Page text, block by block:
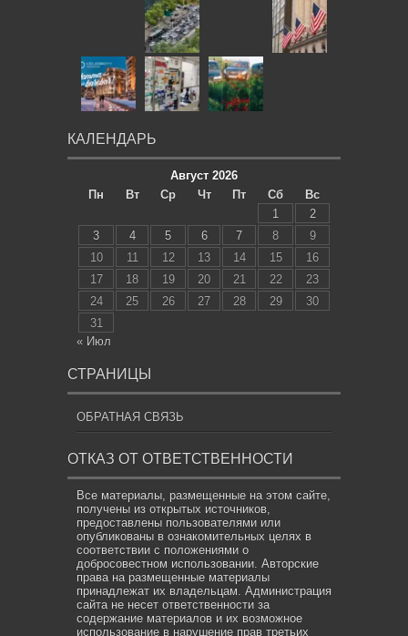
КАЛЕНДАРЬ
Август 2026
Пн
Вт Ср Чт Пт Сб
Вс
1
2
3
4 5 6 7 8
9
10
11 12 13 14 15
16
17
18 19 20 21 22
23
24
25 26 27 28 29
30
31
« Июл
СТРАНИЦЫ
ОБРАТНАЯ СВЯЗЬ
ОТКАЗ ОТ ОТВЕТСТВЕННОСТИ
Все материалы, размещенные на этом сайте,
получены из открытых источников,
предоставлены пользователями или
опубликованы в ознакомительных целях в
соответствии с положениями о
добросовестном использовании. Авторские
права на размещенные материалы
принадлежат их владельцам. Администрация
сайта не несет ответственности за
содержание материалов и их возможное
использование в нарушение прав третьих